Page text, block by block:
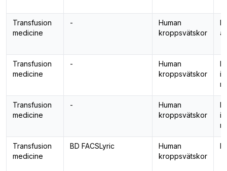
Transfusion
medicine
-
Human
kroppsvätskor
Transfusion
medicine
-
Human
kroppsvätskor
Transfusion
medicine
-
Human
kroppsvätskor
Transfusion
medicine
BD FACSLyric
Human
kroppsvätskor